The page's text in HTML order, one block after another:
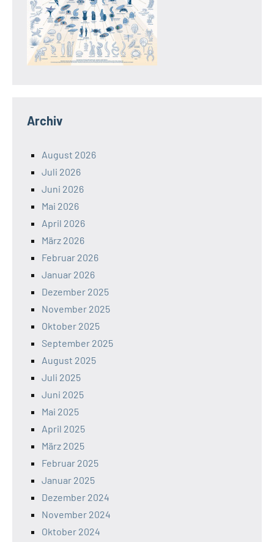
Archiv
August 2026
Juli 2026
Juni 2026
Mai 2026
April 2026
März 2026
Februar 2026
Januar 2026
Dezember 2025
November 2025
Oktober 2025
September 2025
August 2025
Juli 2025
Juni 2025
Mai 2025
April 2025
März 2025
Februar 2025
Januar 2025
Dezember 2024
November 2024
Oktober 2024